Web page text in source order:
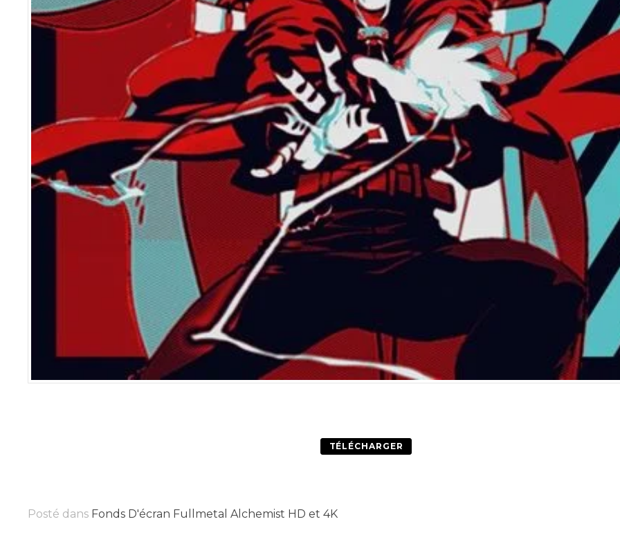
TÉLÉCHARGER
Posté dans Fonds D'écran Fullmetal Alchemist HD et 4K